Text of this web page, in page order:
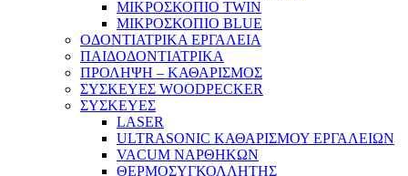
ΜΙΚΡΟΣΚΟΠΙΟ TWIN
ΜΙΚΡΟΣΚΟΠΙΟ BLUE
ΟΔΟΝΤΙΑΤΡΙΚΑ ΕΡΓΑΛΕΙΑ
ΠΑΙΔΟΔΟΝΤΙΑΤΡΙΚΑ
ΠΡΟΛΗΨΗ – ΚΑΘΑΡΙΣΜΟΣ
ΣΥΣΚΕΥΕΣ WOODPECKER
ΣΥΣΚΕΥΕΣ
LASER
ULTRASONIC ΚΑΘΑΡΙΣΜΟΥ ΕΡΓΑΛΕΙΩΝ
VACUM ΝΑΡΘΗΚΩΝ
ΘΕΡΜΟΣΥΓΚΟΛΛΗΤΗΣ